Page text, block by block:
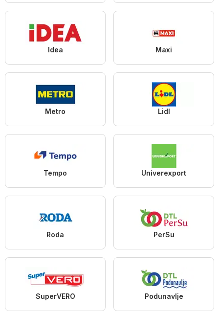
Idea Maxi
Metro Lidl
Tempo Univerexport
Roda PerSu
SuperVERO Podunavlje